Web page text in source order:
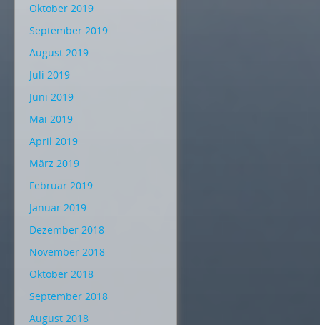
Oktober 2019
September 2019
August 2019
Juli 2019
Juni 2019
Mai 2019
April 2019
März 2019
Februar 2019
Januar 2019
Dezember 2018
November 2018
Oktober 2018
September 2018
August 2018